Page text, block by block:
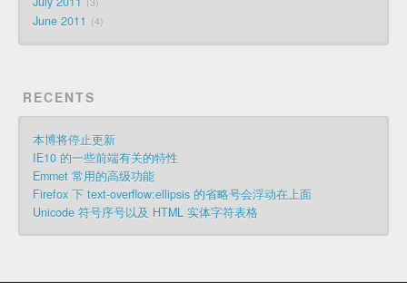
June 2011 4
RECENTS
本博将停止更新
IE10 的一些前端有关的特性
Emmet 常用的高级功能
Firefox 下 text-overflow:ellipsis 的省略号会浮动在上面
Unicode 符号序号以及 HTML 实体字符表格